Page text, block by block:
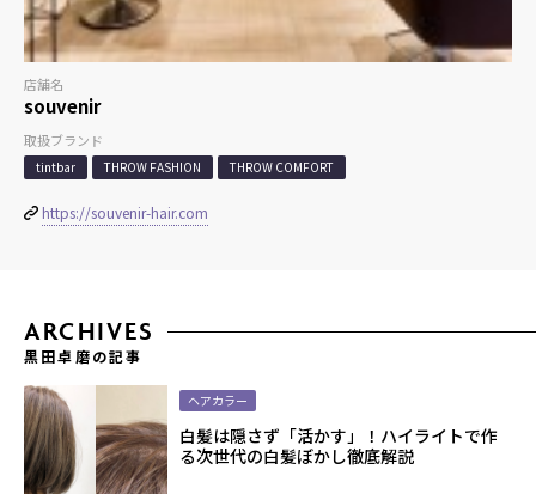
店舗名
souvenir
取扱ブランド
tintbar THROW FASHION THROW COMFORT
https://souvenir-hair.com
ARCHIVES
黒田卓磨の記事
ヘアカラー
白髪は隠さず「活かす」！ハイライトで作
る次世代の白髪ぼかし徹底解説